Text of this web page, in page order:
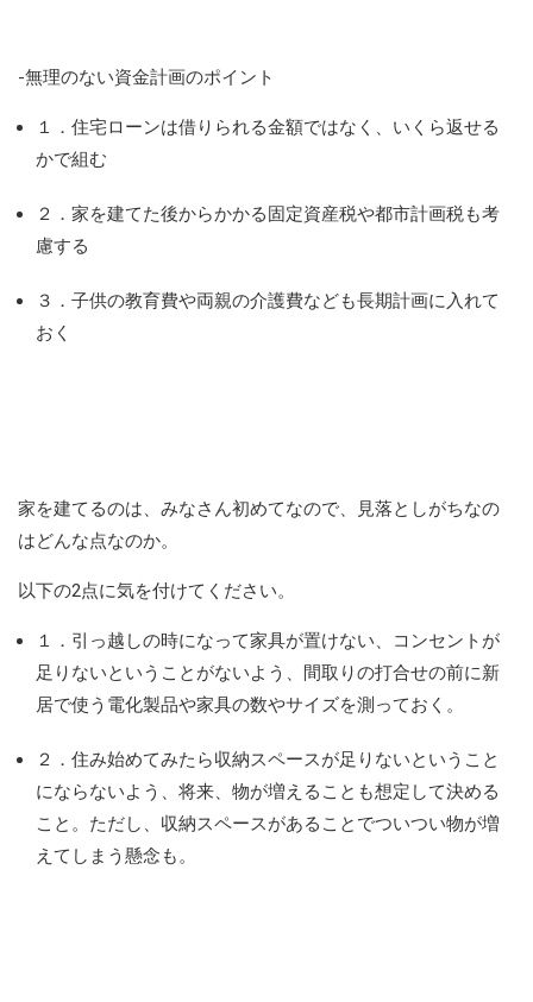
-無理のない資金計画のポイント
１．住宅ローンは借りられる金額ではなく、いくら返せる
かで組む
２．家を建てた後からかかる固定資産税や都市計画税も考
慮する
３．子供の教育費や両親の介護費なども長期計画に入れて
おく
家を建てるのは、みなさん初めてなので、見落としがちなの
はどんな点なのか。
以下の2点に気を付けてください。
１．引っ越しの時になって家具が置けない、コンセントが
足りないということがないよう、間取りの打合せの前に新
居で使う電化製品や家具の数やサイズを測っておく。
２．住み始めてみたら収納スペースが足りないということ
にならないよう、将来、物が増えることも想定して決める
こと。ただし、収納スペースがあることでついつい物が増
えてしまう懸念も。